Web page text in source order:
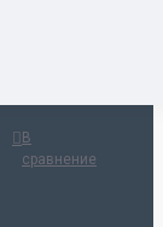
В
сравнение